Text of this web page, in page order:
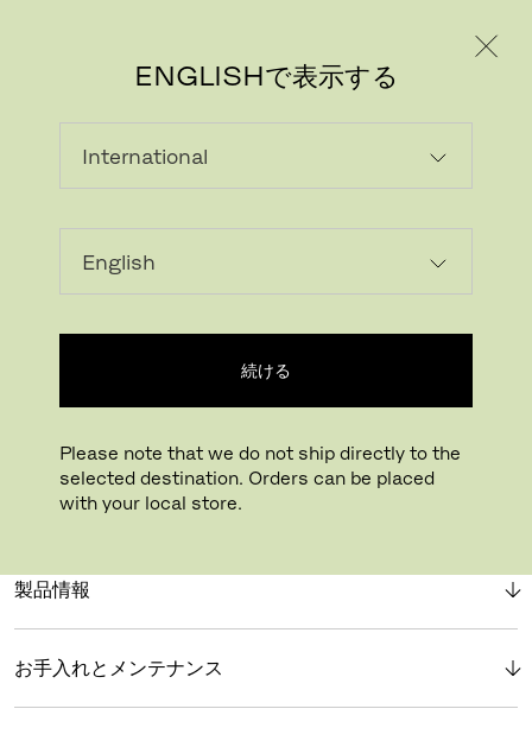
ENGLISHで表示する
続ける
Please note that we do not ship directly to the
selected destination. Orders can be placed
with your local store.
読み込んでいます...
Buying online? This is our website for International. From here we do not offer
online purchasing. Orders can be placed with your local store.
製品情報
お手入れとメンテナンス